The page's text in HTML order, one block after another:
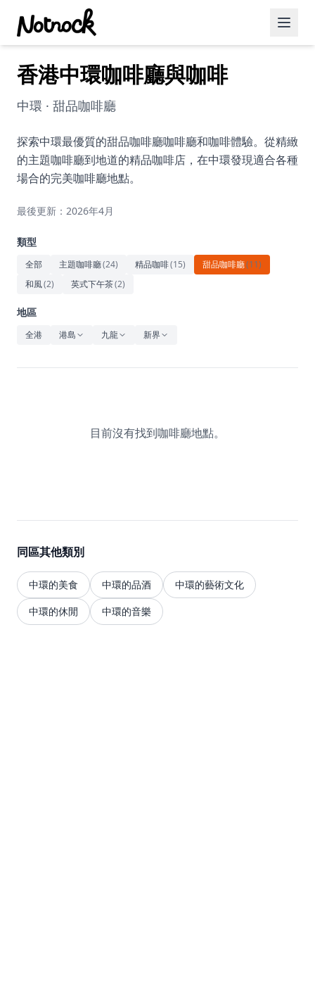
精選活動
博客文章
約會好去處
美食佳餚
藝術文化
休閒
香港中環咖啡廳與咖啡
中環 · 甜品咖啡廳
探索中環最優質的甜品咖啡廳咖啡廳和咖啡體驗。從精緻
的主題咖啡廳到地道的精品咖啡店，在中環發現適合各種
場合的完美咖啡廳地點。
最後更新：2026年4月
類型
全部 主題咖啡廳(24) 精品咖啡(15) 甜品咖啡廳(11)
和風(2) 英式下午茶(2)
地區
全港 港島 九龍 新界
目前沒有找到咖啡廳地點。
同區其他類別
中環的美食 中環的品酒
中環的藝術文化
中環的休閒
中環的音樂